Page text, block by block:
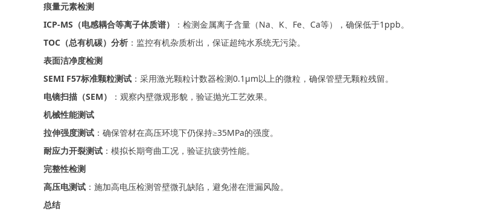
痕量元素检测
ICP-MS（电感耦合等离子体质谱）
：检测金属离子含量（Na、K、Fe、Ca等），确保低于1ppb。
TOC（总有机碳）分析 ：监控有机杂质析出，保证超纯水系统无污染。
表面洁净度检测
SEMI F57标准颗粒测试 ：采用激光颗粒计数器检测0.1μm以上的微粒，确保管壁无颗粒残留。
电镜扫描（SEM）
：观察内壁微观形貌，验证抛光工艺效果。
机械性能测试
拉伸强度测试 ：确保管材在高压环境下仍保持≥35MPa的强度。
耐应力开裂测试 ：模拟长期弯曲工况，验证抗疲劳性能。
完整性检测
高压电测试 ：施加高电压检测管壁微孔缺陷，避免潜在泄漏风险。
总结